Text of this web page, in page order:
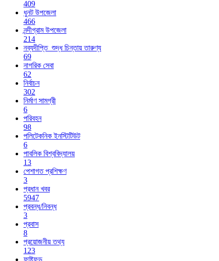
409
ধুনট উপজেলা
466
নন্দীগ্রাম উপজেলা
214
নব্যদীপ্তি_শুদ্ধ চিন্তায় তারুণ্য
69
নাগরিক সেবা
62
নির্বাচন
302
নির্মাণ সামগ্রী
6
পরিবহন
98
পলিটেকনিক ইনস্টিটিউট
6
পাবলিক বিশ্ববিদ্যালয়
13
পেশাগত প্রশিক্ষণ
3
প্রধান খবর
5947
প্রবন্ধ/নিবন্ধ
3
প্রবাস
8
প্রয়োজনীয় তথ্য
123